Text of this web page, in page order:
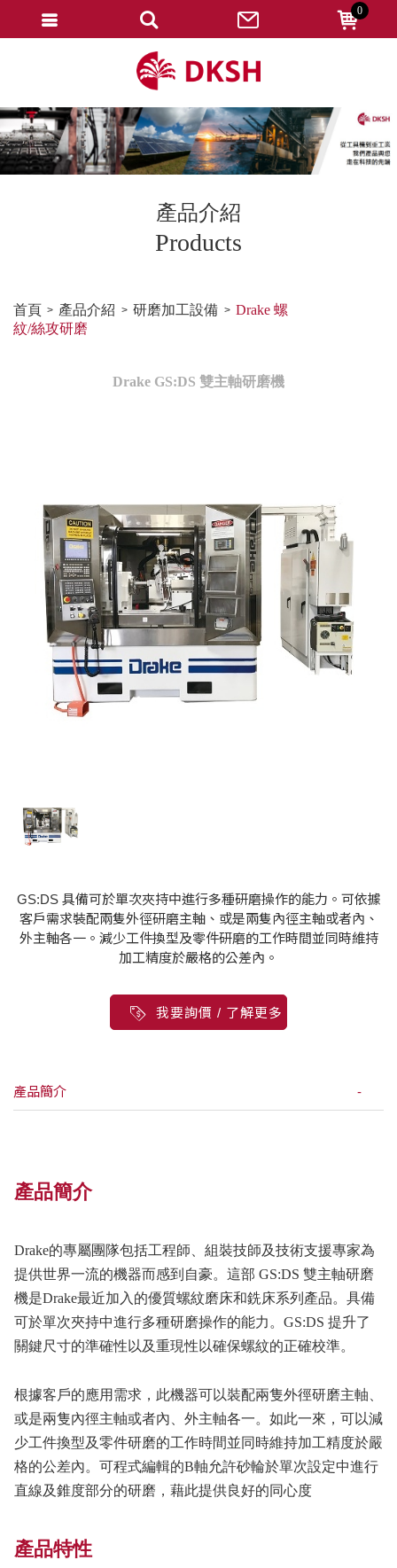
產品介紹
Products
首頁 產品介紹 研磨加工設備
Drake 螺
紋/絲攻研磨
Drake GS:DS 雙主軸研磨機
GS:DS 具備可於單次夾持中進行多種研磨操作的能力。可依據
客戶需求裝配兩隻外徑研磨主軸、或是兩隻內徑主軸或者內、
外主軸各一。減少工件換型及零件研磨的工作時間並同時維持
加工精度於嚴格的公差內。
我要詢價 / 了解更多
產品簡介
產品簡介
Drake的專屬團隊包括工程師、組裝技師及技術支援專家為
提供世界一流的機器而感到自豪。這部 GS:DS 雙主軸研磨
機是Drake最近加入的優質螺紋磨床和銑床系列產品。具備
可於單次夾持中進行多種研磨操作的能力。GS:DS 提升了
關鍵尺寸的準確性以及重現性以確保螺紋的正確校準。
根據客戶的應用需求，此機器可以裝配兩隻外徑研磨主軸、
或是兩隻內徑主軸或者內、外主軸各一。如此一來，可以減
少工件換型及零件研磨的工作時間並同時維持加工精度於嚴
格的公差內。可程式編輯的B軸允許砂輪於單次設定中進行
直線及錐度部分的研磨，藉此提供良好的同心度
產品特性
0
忘記密碼
變更密碼
匯款通知